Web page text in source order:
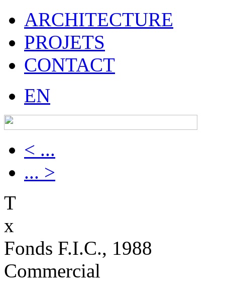
ARCHITECTURE
PROJETS
CONTACT
EN
< ...
... >
T
x
Fonds F.I.C., 1988
Commercial